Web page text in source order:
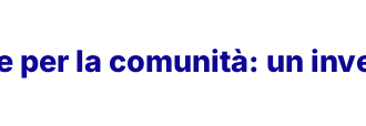
per la comunità: un